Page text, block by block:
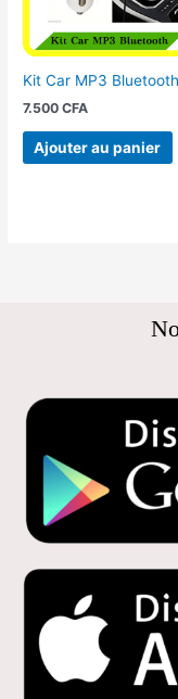
Kit Car MP3 Bluetooth
7.500CFA
Ajouter au panier